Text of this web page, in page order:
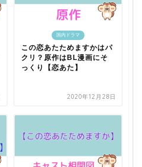
国内ドラマ
この恋あたためますかはパ
クリ？原作はBL漫画にそ
っくり【恋あた】
2020年12月28日